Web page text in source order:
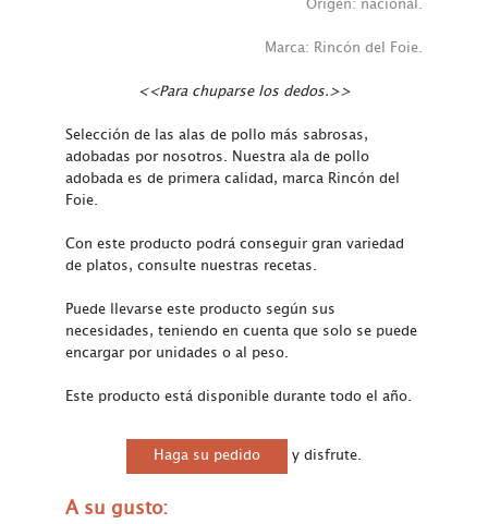
Origen: nacional.
Marca: Rincón del Foie.
<<Para chuparse los dedos.>>
Selección de las alas de pollo más sabrosas,
adobadas por nosotros. Nuestra ala de pollo
adobada es de primera calidad, marca Rincón del
Foie.
Con este producto podrá conseguir gran variedad
de platos, consulte nuestras recetas.
Puede llevarse este producto según sus
necesidades, teniendo en cuenta que solo se puede
encargar por unidades o al peso.
Este producto está disponible durante todo el año.
Haga su pedido y disfrute.
A su gusto: